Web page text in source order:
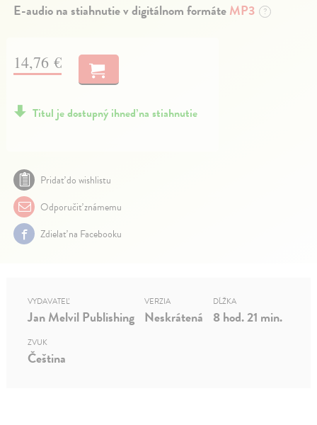
E-audio na stiahnutie v digitálnom formáteMP3 ?
14,76 €
Titul je dostupný ihneď na stiahnutie
Pridať do wishlistu
Odporučiť známemu
Zdielať na Facebooku
VYDAVATEĽ
Jan Melvil Publishing
VERZIA
Neskrátená
DĹŽKA
8 hod. 21 min.
ZVUK
Čeština